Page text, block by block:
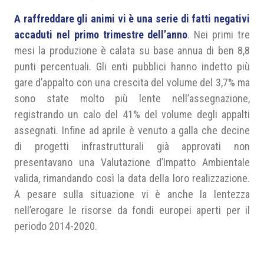
A raffreddare gli animi vi è una serie di fatti negativi
accaduti nel primo trimestre dell’anno. Nei primi tre
mesi la produzione è calata su base annua di ben 8,8
punti percentuali. Gli enti pubblici hanno indetto più
gare d’appalto con una crescita del volume del 3,7% ma
sono state molto più lente nell’assegnazione,
registrando un calo del 41% del volume degli appalti
assegnati. Infine ad aprile è venuto a galla che decine
di progetti infrastrutturali già approvati non
presentavano una Valutazione d’Impatto Ambientale
valida, rimandando così la data della loro realizzazione.
A pesare sulla situazione vi è anche la lentezza
nell’erogare le risorse da fondi europei aperti per il
periodo 2014-2020.